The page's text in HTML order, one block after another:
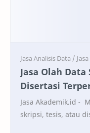
Jasa Olah Data
Disertasi
Jasa Akademik.id - Mengerjakan penelitian untuk
skripsi, tesis, atau